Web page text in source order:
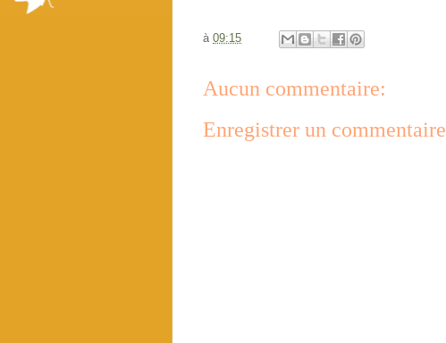
à 09:15
Aucun commentaire:
Enregistrer un commentaire